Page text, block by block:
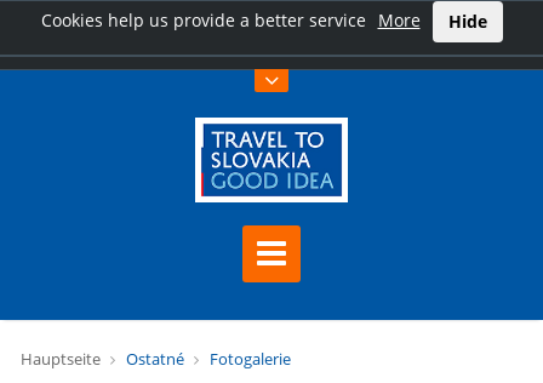
Cookies help us provide a better service More Hide
Hauptseite Ostatné Fotogalerie